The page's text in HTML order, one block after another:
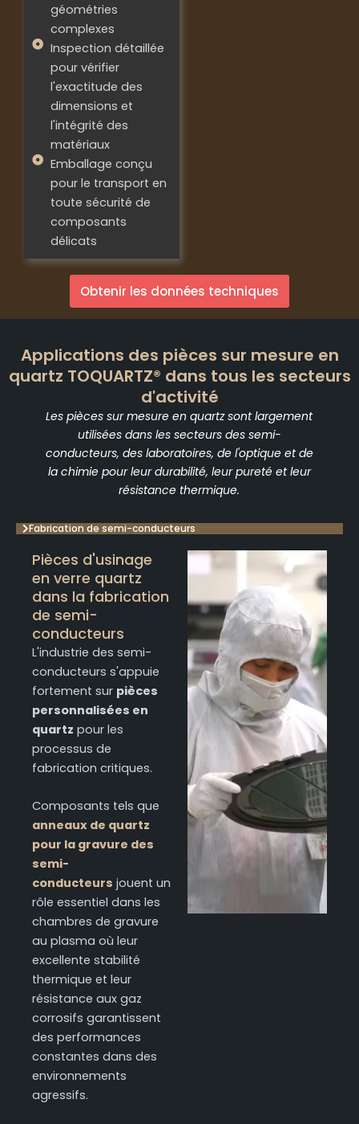
géométries
complexes
Inspection détaillée
pour vérifier
l'exactitude des
dimensions et
l'intégrité des
matériaux
Emballage conçu
pour le transport en
toute sécurité de
composants
délicats
Obtenir les données techniques
Applications des pièces sur mesure en
quartz TOQUARTZ® dans tous les secteurs
d'activité
Les pièces sur mesure en quartz sont largement
utilisées dans les secteurs des semi-
conducteurs, des laboratoires, de l'optique et de
la chimie pour leur durabilité, leur pureté et leur
résistance thermique.
Fabrication de semi-conducteurs
Pièces d'usinage
en verre quartz
dans la fabrication
de semi-
conducteurs
L'industrie des semi-
conducteurs s'appuie
fortement sur pièces
personnalisées en
quartz pour les
processus de
fabrication critiques.
Composants tels que
anneaux de quartz
pour la gravure des
semi-
conducteurs jouent un
rôle essentiel dans les
chambres de gravure
au plasma où leur
excellente stabilité
thermique et leur
résistance aux gaz
corrosifs garantissent
des performances
constantes dans des
environnements
agressifs.